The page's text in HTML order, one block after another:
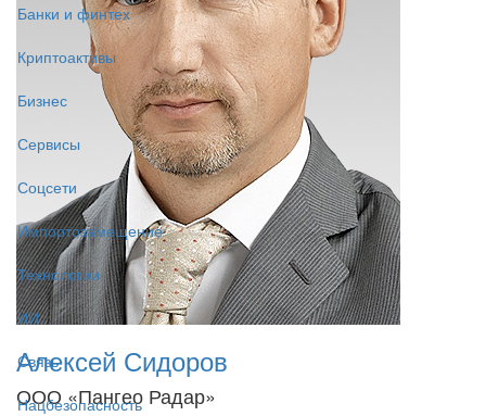
Банки и финтех
Криптоактивы
Бизнес
Сервисы
Соцсети
Импортозамещение
Технологии
ИИ
Связь
Нацбезопасность
Алексей Сидоров
ООО «Пангео Радар»